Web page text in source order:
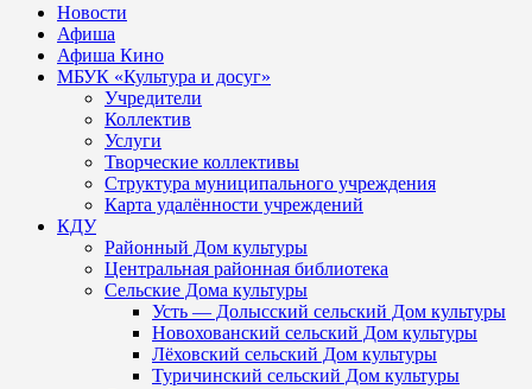
Новости
Афиша
Афиша Кино
МБУК «Культура и досуг»
Учредители
Коллектив
Услуги
Творческие коллективы
Структура муниципального учреждения
Карта удалённости учреждений
КДУ
Районный Дом культуры
Центральная районная библиотека
Сельские Дома культуры
Усть — Долысский сельский Дом культуры
Новохованский сельский Дом культуры
Лёховский сельский Дом культуры
Туричинский сельский Дом культуры